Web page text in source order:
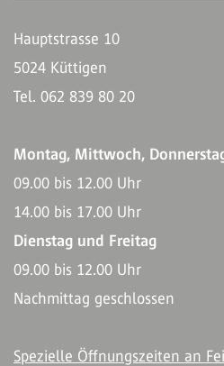
Hauptstrasse 10
5024 Küttigen
Tel. 062 839 80 20
Montag, Mittwoch,
09.00 bis 12.00 Uhr
14.00 bis 17.00 Uhr
Dienstag und Freitag
09.00 bis 12.00 Uhr
Nachmittag geschlossen
Spezielle Öffnungszeiten an